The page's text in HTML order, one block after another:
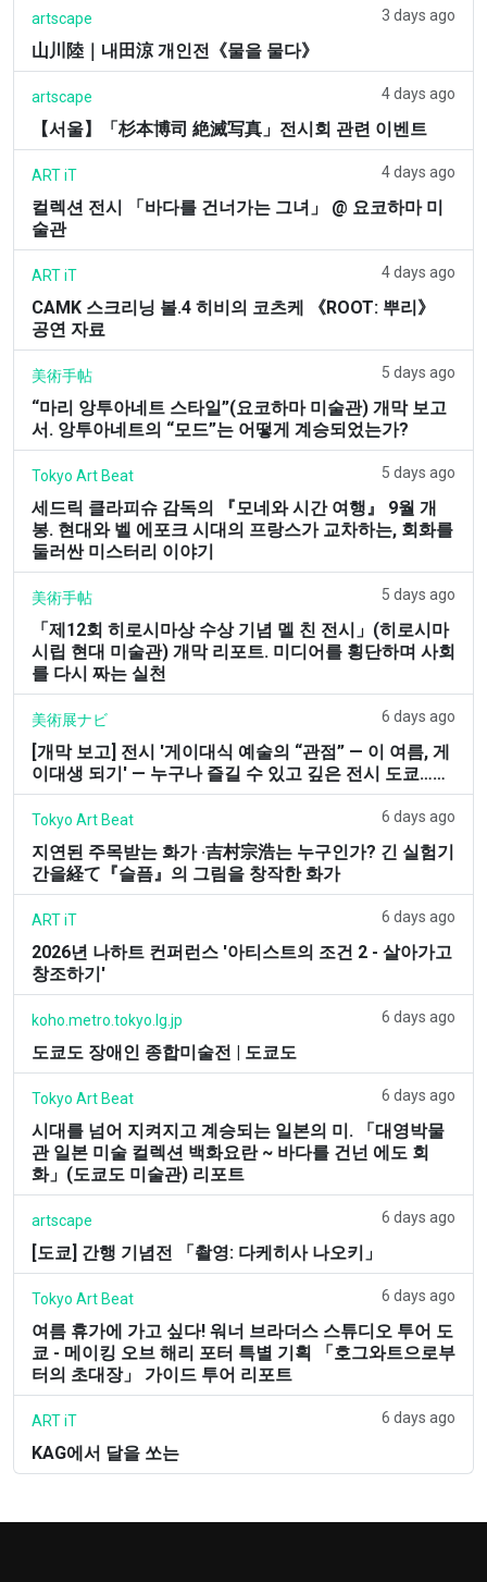
artscape 3 days ago
山川陸｜내田涼 개인전《물을 물다》
artscape 4 days ago
【서울】「杉本博司 絶滅写真」전시회 관련 이벤트
ART iT 4 days ago
컬렉션 전시 「바다를 건너가는 그녀」 @ 요코하마 미
술관
ART iT 4 days ago
CAMK 스크리닝 볼.4 히비의 코츠케 《ROOT: 뿌리》
공연 자료
美術手帖 5 days ago
“마리 앙투아네트 스타일”(요코하마 미술관) 개막 보고
서. 앙투아네트의 “모드”는 어떻게 계승되었는가?
Tokyo Art Beat 5 days ago
세드릭 클라피슈 감독의 『모네와 시간 여행』 9월 개
봉. 현대와 벨 에포크 시대의 프랑스가 교차하는, 회화를
둘러싼 미스터리 이야기
美術手帖 5 days ago
「제12회 히로시마상 수상 기념 멜 친 전시」(히로시마
시립 현대 미술관) 개막 리포트. 미디어를 횡단하며 사회
를 다시 짜는 실천
美術展ナビ 6 days ago
[개막 보고] 전시 '게이대식 예술의 “관점” — 이 여름, 게
이대생 되기' — 누구나 즐길 수 있고 깊은 전시 도쿄……
Tokyo Art Beat 6 days ago
지연된 주목받는 화가 ·吉村宗浩는 누구인가? 긴 실험기
간을経て『슬픔』의 그림을 창작한 화가
ART iT 6 days ago
2026년 나하트 컨퍼런스 '아티스트의 조건 2 - 살아가고
창조하기'
koho.metro.tokyo.lg.jp 6 days ago
도쿄도 장애인 종합미술전 | 도쿄도
Tokyo Art Beat 6 days ago
시대를 넘어 지켜지고 계승되는 일본의 미. 「대영박물
관 일본 미술 컬렉션 백화요란 ~ 바다를 건넌 에도 회
화」(도쿄도 미술관) 리포트
artscape 6 days ago
[도쿄] 간행 기념전 「촬영: 다케히사 나오키」
Tokyo Art Beat 6 days ago
여름 휴가에 가고 싶다! 워너 브라더스 스튜디오 투어 도
쿄 - 메이킹 오브 해리 포터 특별 기획 「호그와트으로부
터의 초대장」 가이드 투어 리포트
ART iT 6 days ago
KAG에서 달을 쏘는